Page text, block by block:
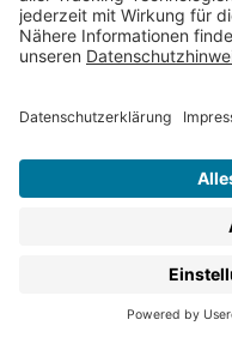
* Versandkostenfrei
Deutschlands
** Lieferzeit 1-3
Thienemann-Esslinger Verlag